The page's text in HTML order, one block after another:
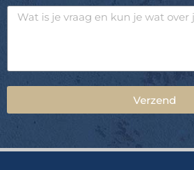
Verzend